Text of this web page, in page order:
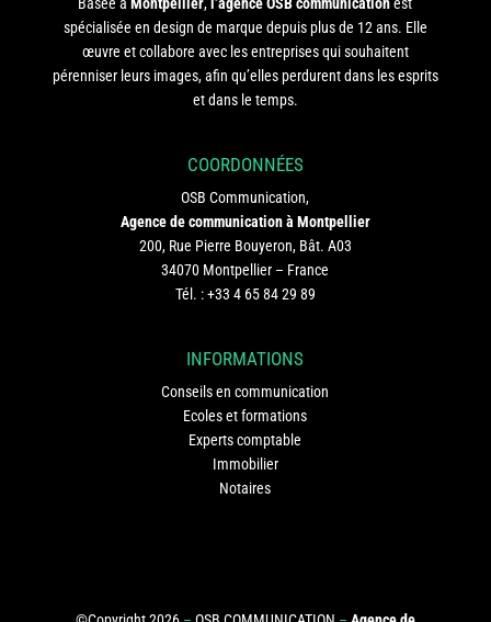
spécialisée en design de marque depuis plus de 12 ans. Elle
œuvre et collabore avec les entreprises qui souhaitent
pérenniser leurs images, afin qu’elles perdurent dans les esprits
et dans le temps.
COORDONNÉES
OSB Communication,
Agence de communication à Montpellier
200, Rue Pierre Bouyeron, Bât. A03
34070 Montpellier – France
Tél. :+33 4 65 84 29 89
INFORMATIONS
Conseils en communication
Ecoles et formations
Experts comptable
Immobilier
Notaires